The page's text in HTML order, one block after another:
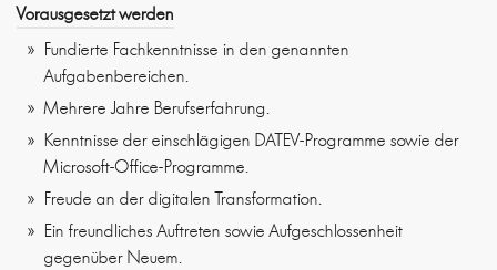
Vorausgesetzt werden
Fundierte Fachkenntnisse in den genannten
Aufgabenbereichen.
Mehrere Jahre Berufserfahrung.
Kenntnisse der einschlägigen DATEV-Programme sowie der
Microsoft-Office-Programme.
Freude an der digitalen Transformation.
Ein freundliches Auftreten sowie Aufgeschlossenheit
gegenüber Neuem.